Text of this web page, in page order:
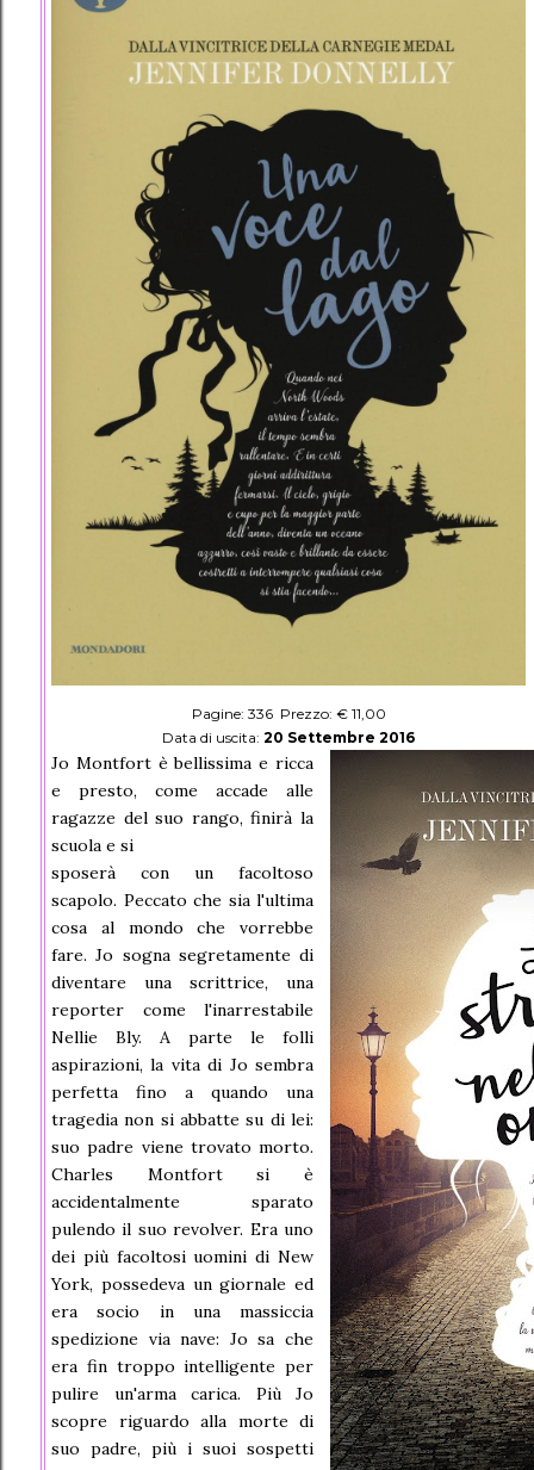
Pagine: 336 Prezzo: € 11,00
Data di uscita: 20 Settembre 2016
Jo Montfort è bellissima e ricca
e presto, come accade alle
ragazze del suo rango, finirà la
scuola e si
sposerà con un facoltoso
scapolo. Peccato che sia l'ultima
cosa al mondo che vorrebbe
fare. Jo sogna segretamente di
diventare una scrittrice, una
reporter come l'inarrestabile
Nellie Bly. A parte le folli
aspirazioni, la vita di Jo sembra
perfetta fino a quando una
tragedia non si abbatte su di lei:
suo padre viene trovato morto.
Charles Montfort si è
accidentalmente sparato
pulendo il suo revolver. Era uno
dei più facoltosi uomini di New
York, possedeva un giornale ed
era socio in una massiccia
spedizione via nave: Jo sa che
era fin troppo intelligente per
pulire un'arma carica. Più Jo
scopre riguardo alla morte di
suo padre, più i suoi sospetti